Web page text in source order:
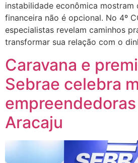
instabilidade econômica mostram
financeira não é opcional. No 4º
especialistas revelam caminhos
transformar sua relação com o
Caravana e
Sebrae celebra
Aracaju